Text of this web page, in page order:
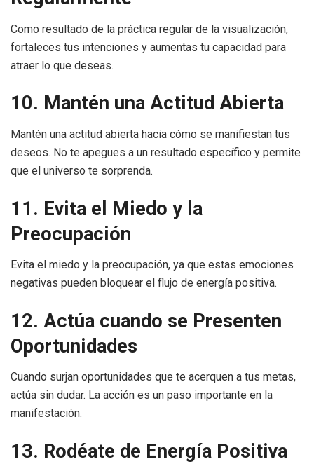
Como resultado de la práctica regular de la visualización,
fortaleces tus intenciones y aumentas tu capacidad para
atraer lo que deseas.
10. Mantén una Actitud Abierta
Mantén una actitud abierta hacia cómo se manifiestan tus
deseos. No te apegues a un resultado específico y permite
que el universo te sorprenda.
11. Evita el Miedo y la
Preocupación
Evita el miedo y la preocupación, ya que estas emociones
negativas pueden bloquear el flujo de energía positiva.
12. Actúa cuando se Presenten
Oportunidades
Cuando surjan oportunidades que te acerquen a tus metas,
actúa sin dudar. La acción es un paso importante en la
manifestación.
13. Rodéate de Energía Positiva